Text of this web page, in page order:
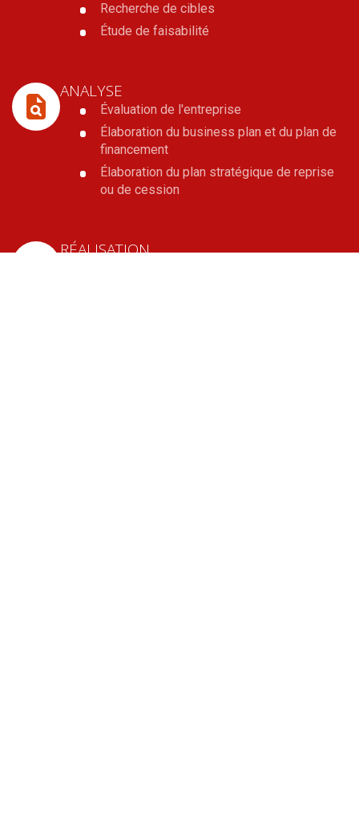
Recherche de cibles
Étude de faisabilité
ANALYSE
Évaluation de l'entreprise
Élaboration du business plan et du plan de
financement
Élaboration du plan stratégique de reprise
ou de cession
RÉALISATION